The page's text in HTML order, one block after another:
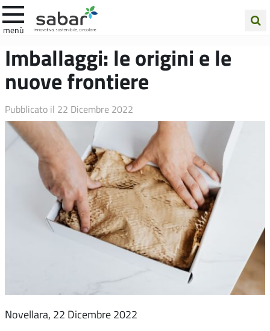
menù
sito
Imballaggi: le origini e le
nuove frontiere
Pubblicato il 22 Dicembre 2022
Novellara, 22 Dicembre 2022